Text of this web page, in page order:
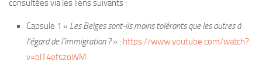
consultées via les liens suivants :
Capsule 1 « Les Belges sont-ils moins tolérants que les autres à
l’égard de l’immigration ?» : https://www.youtube.com/watch?
v=blT4efszoWM